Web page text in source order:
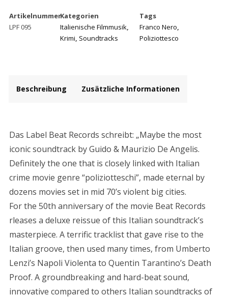
legge
edition
Artikelnummer
LPF 095
Kategorien
Italienische Filmmusik,
Krimi, Soundtracks
Tags
Franco Nero,
Poliziottesco
Beschreibung Zusätzliche Informationen
Beschreibung
Das Label Beat Records schreibt: „Maybe the most
iconic soundtrack by Guido & Maurizio De Angelis.
Definitely the one that is closely linked with Italian
crime movie genre “poliziotteschi”, made eternal by
dozens movies set in mid 70’s violent big cities.
For the 50th anniversary of the movie Beat Records
rleases a deluxe reissue of this Italian soundtrack’s
masterpiece. A terrific tracklist that gave rise to the
Italian groove, then used many times, from Umberto
Lenzi’s Napoli Violenta to Quentin Tarantino’s Death
Proof. A groundbreaking and hard-beat sound,
innovative compared to others Italian soundtracks of